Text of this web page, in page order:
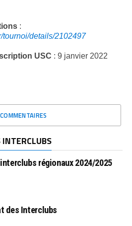
:
tournoi/details/2102497
USC : 9 janvier 2022
régionaux 2024/2025
des Interclubs